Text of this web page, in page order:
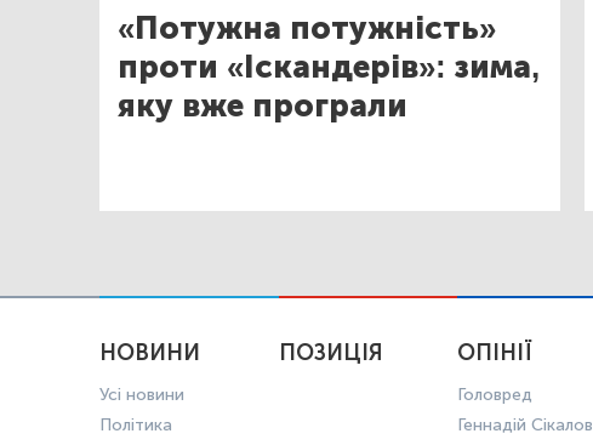
«Потужна потужність»
проти «Іскандерів»: зима,
яку вже програли
НОВИНИ
Усі новини
Політика
ПОЗИЦІЯ ОПІНІЇ
Головред
Геннадій Сікалов